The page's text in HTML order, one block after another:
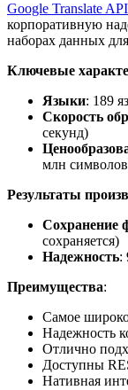
Google Translate API
корпоративную
наборах данных
Ключевые
Языки: 189
Скорость
секунд)
млн
Результаты
Сохранение
сохраняется)
Надежность:
Преимущества:
Самое
Надежность
Отлично
Доступны
Нативная